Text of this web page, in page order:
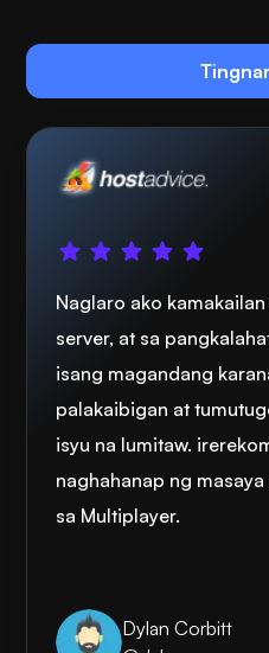
Naglaro ako
server, at sa
isang magandang
palakaibigan at
isyu na lumitaw.
naghahanap ng
sa Multiplayer.
Dylan Corbitt